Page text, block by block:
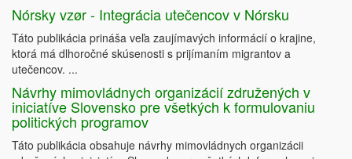
Nórsky vzør - Integrácia utečencov v Nórsku
Táto publikácia prináša veľa zaujímavých informácií o krajine,
ktorá má dlhoročné skúsenosti s prijímaním migrantov a
utečencov. ...
Návrhy mimovládnych organizácií združených v
iniciatíve Slovensko pre všetkých k formulovaniu
politických programov
Táto publikácia obsahuje návrhy mimovládnych organizácii